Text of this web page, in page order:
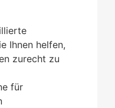
Ihnen helfen,
zurecht zu
für